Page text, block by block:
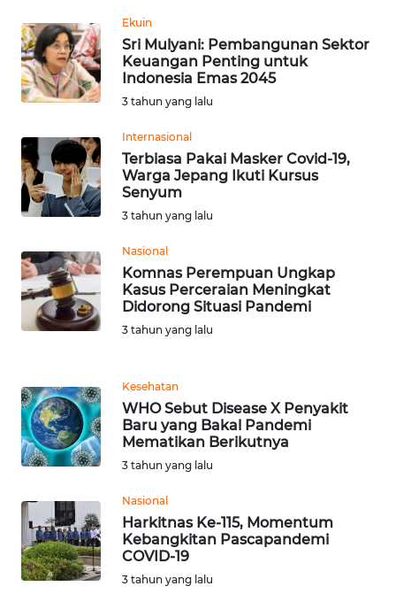
Ekuin
Sri Mulyani: Pembangunan Sektor
Keuangan Penting untuk
Indonesia Emas 2045
3 tahun yang lalu
Internasional
Terbiasa Pakai Masker Covid-19,
Warga Jepang Ikuti Kursus
Senyum
3 tahun yang lalu
Nasional
Komnas Perempuan Ungkap
Kasus Perceraian Meningkat
Didorong Situasi Pandemi
3 tahun yang lalu
Kesehatan
WHO Sebut Disease X Penyakit
Baru yang Bakal Pandemi
Mematikan Berikutnya
3 tahun yang lalu
Nasional
Harkitnas Ke-115, Momentum
Kebangkitan Pascapandemi
COVID-19
3 tahun yang lalu
PAKPAK
WN
KARAWANG
WN
BEKASI
WN
BOGOR
WN
DEPOK
WN
WN
SAMOSIR
PADANG
LAWAS
WN
SUMEDANG